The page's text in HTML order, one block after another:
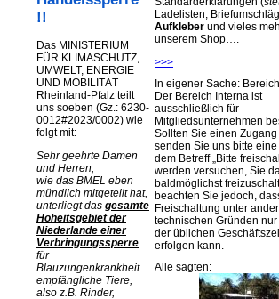
!!
Das MINISTERIUM
FÜR KLIMASCHUTZ,
UMWELT, ENERGIE
UND MOBILITÄT
Rheinland-Pfalz teilt
uns soeben (Gz.: 6230-
0012#2023/0002) wie
folgt mit:
Sehr geehrte Damen
und Herren,
wie das BMEL eben
mündlich mitgeteilt hat,
unterliegt das gesamte
Hoheitsgebiet der
Niederlande einer
Verbringungssperre
für
Blauzungenkrankheit
empfängliche Tiere,
also z.B. Rinder,
Ladelisten,
Aufkleber und vieles
unserem Shop….
>>>
In eigener Sache:
Der Bereich Interna ist
ausschließlich für
Mitgliedsunternehmen
Sollten Sie einen
senden Sie uns bitte
dem Betreff „Bitte
werden versuchen, Sie
baldmöglichst
beachten Sie jedoch,
Freischaltung unter
technischen Gründen
der üblichen
erfolgen kann.
Alle sagten: